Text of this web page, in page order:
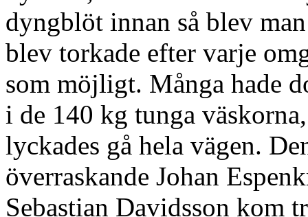
dyngblöt innan så blev
blev torkade efter varje
som möjligt. Många hade
i de 140 kg tunga
lyckades gå hela vägen.
överraskande Johan
Sebastian Davidsson kom